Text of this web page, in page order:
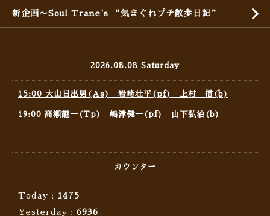
新企画〜Soul Trane's “気まぐれプチ散歩日記”
2026.08.08 Saturday
15:00 大山日出男(As) 岩崎壮平(pf) 上村 信(b)
19:00 高瀬龍一(Tp) 嶋津健一(pf) 山下弘治(b)
カウンター
Today :
1475
Yesterday : 6936